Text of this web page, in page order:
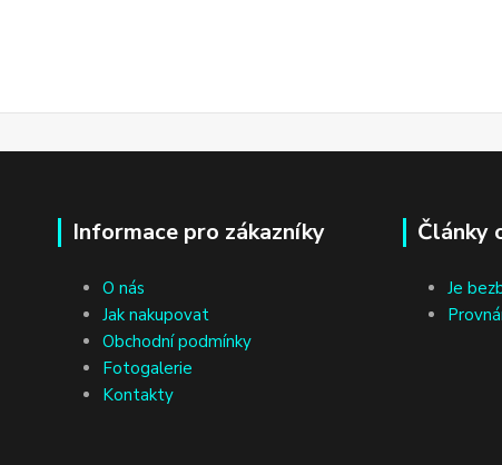
Informace pro zákazníky
O nás
Jak nakupovat
Obchodní podmínky
Fotogalerie
Kontakty
Články
Je